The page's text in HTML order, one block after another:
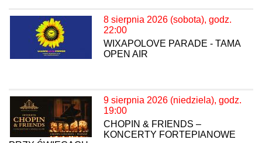
8 sierpnia 2026 (sobota), godz.
22:00
WIXAPOLOVE PARADE - TAMA
OPEN AIR
9 sierpnia 2026 (niedziela), godz.
19:00
CHOPIN & FRIENDS –
KONCERTY FORTEPIANOWE